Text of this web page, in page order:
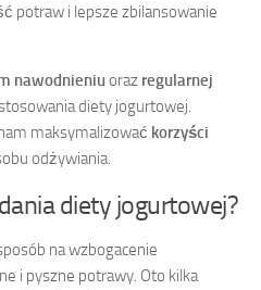
potraw i lepsze zbilansowanie
nawodnieniuoraz regularnej
diety jogurtowej.
maksymalizować korzyści
odżywiania.
diety jogurtowej?
na wzbogacenie
i pyszne potrawy. Oto kilka